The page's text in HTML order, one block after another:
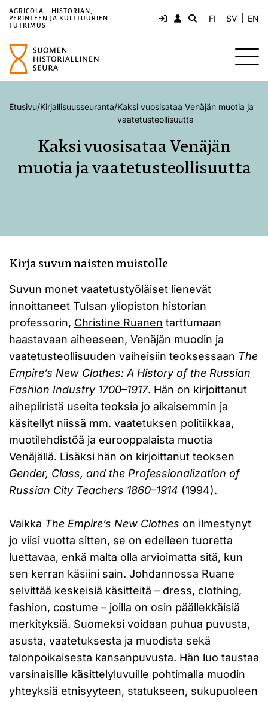
AGRICOLA – HISTORIAN,
PERINTEEN JA KULTTUURIEN
TUTKIMUS
FI SV EN
Etusivu/Kirjallisuusseuranta/Kaksi vuosisataa Venäjän muotia ja
vaatetusteollisuutta
Kaksi vuosisataa Venäjän
muotia ja vaatetusteollisuutta
Kirja suvun naisten muistolle
Suvun monet vaatetustyöläiset lienevät
innoittaneet Tulsan yliopiston historian
professorin, Christine Ruanen tarttumaan
haastavaan aiheeseen, Venäjän muodin ja
vaatetusteollisuuden vaiheisiin teoksessaan The
Empire’s New Clothes: A History of the Russian
Fashion Industry 1700–1917. Hän on kirjoittanut
aihepiiristä useita teoksia jo aikaisemmin ja
käsitellyt niissä mm. vaatetuksen politiikkaa,
muotilehdistöä ja eurooppalaista muotia
Venäjällä. Lisäksi hän on kirjoittanut teoksen
Gender, Class, and the Professionalization of
Russian City Teachers 1860–1914 (1994).
Vaikka The Empire’s New Clothes on ilmestynyt
jo viisi vuotta sitten, se on edelleen tuoretta
luettavaa, enkä malta olla arvioimatta sitä, kun
sen kerran käsiini sain. Johdannossa Ruane
selvittää keskeisiä käsitteitä – dress, clothing,
fashion, costume – joilla on osin päällekkäisiä
merkityksiä. Suomeksi voidaan puhua puvusta,
asusta, vaatetuksesta ja muodista sekä
talonpoikaisesta kansanpuvusta. Hän luo taustaa
varsinaisille käsittelyluvuille pohtimalla muodin
yhteyksiä etnisyyteen, statukseen, sukupuoleen